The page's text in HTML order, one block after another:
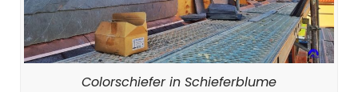
Colorschiefer in Schieferblume